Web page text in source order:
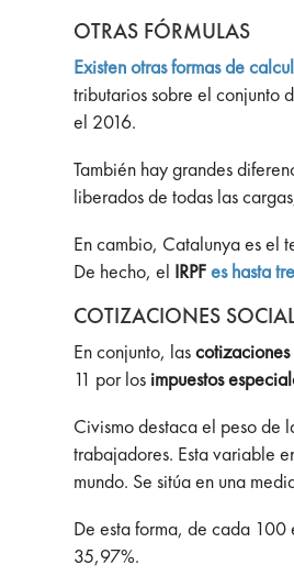
OTRAS FÓRMULAS
Existen otras formas de
tributarios sobre el conjunto
el 2016.
También hay grandes
liberados de todas las
En cambio, Catalunya es el
De hecho, el IRPFes hasta
COTIZACIONES
En conjunto, las
11 por los impuestos
Civismo destaca el peso de
trabajadores. Esta variable
mundo. Se sitúa en una
De esta forma, de cada 100
35,97%.